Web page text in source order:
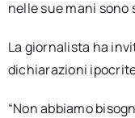
nelle sue mani sono
La giornalista ha
dichiarazioni ipocrite
“Non abbiamo